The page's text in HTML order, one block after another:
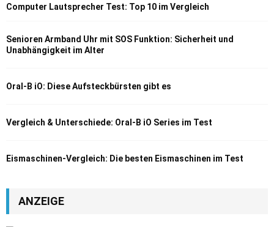
Computer Lautsprecher Test: Top 10 im Vergleich
Senioren Armband Uhr mit SOS Funktion: Sicherheit und
Unabhängigkeit im Alter
Oral-B iO: Diese Aufsteckbürsten gibt es
Vergleich & Unterschiede: Oral-B iO Series im Test
Eismaschinen-Vergleich: Die besten Eismaschinen im Test
ANZEIGE